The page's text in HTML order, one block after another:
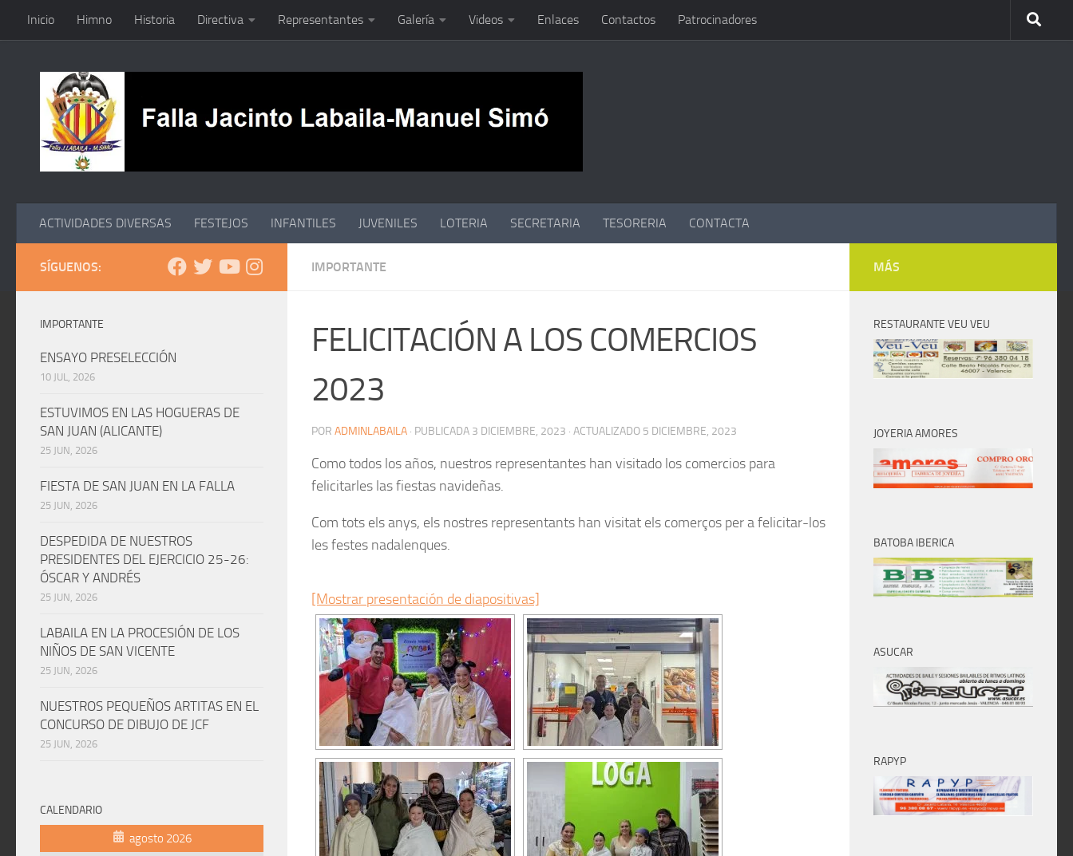
Saltar al contenido
Inicio Himno Historia Directiva Representantes Galería Videos Enlaces Contactos Patrocinadores
ACTIVIDADES DIVERSAS FESTEJOS INFANTILES JUVENILES LOTERIA SECRETARIA TESORERIA CONTACTA
IMPORTANTE
FELICITACIÓN A LOS COMERCIOS
2023
POR ADMINLABAILA · PUBLICADA 3 DICIEMBRE, 2023 · ACTUALIZADO 5 DICIEMBRE, 2023
Como todos los años, nuestros representantes han visitado los comercios para
felicitarles las fiestas navideñas.
Com tots els anys, els nostres representants han visitat els comerços per a felicitar-los
les festes nadalenques.
[Mostrar presentación de diapositivas]
SÍGUENOS:
IMPORTANTE
ENSAYO PRESELECCIÓN
10 JUL, 2026
ESTUVIMOS EN LAS HOGUERAS DE
SAN JUAN (ALICANTE)
25 JUN, 2026
FIESTA DE SAN JUAN EN LA FALLA
25 JUN, 2026
DESPEDIDA DE NUESTROS
PRESIDENTES DEL EJERCICIO 25-26:
ÓSCAR Y ANDRÉS
25 JUN, 2026
LABAILA EN LA PROCESIÓN DE LOS
NIÑOS DE SAN VICENTE
25 JUN, 2026
NUESTROS PEQUEÑOS ARTITAS EN EL
CONCURSO DE DIBUJO DE JCF
25 JUN, 2026
CALENDARIO
agosto 2026
MÁS
RESTAURANTE VEU VEU
JOYERIA AMORES
BATOBA IBERICA
ASUCAR
RAPYP